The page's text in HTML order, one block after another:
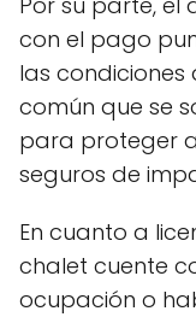
con el pago
las condiciones
común que se
para proteger
seguros de
En cuanto a
chalet cuente
ocupación o